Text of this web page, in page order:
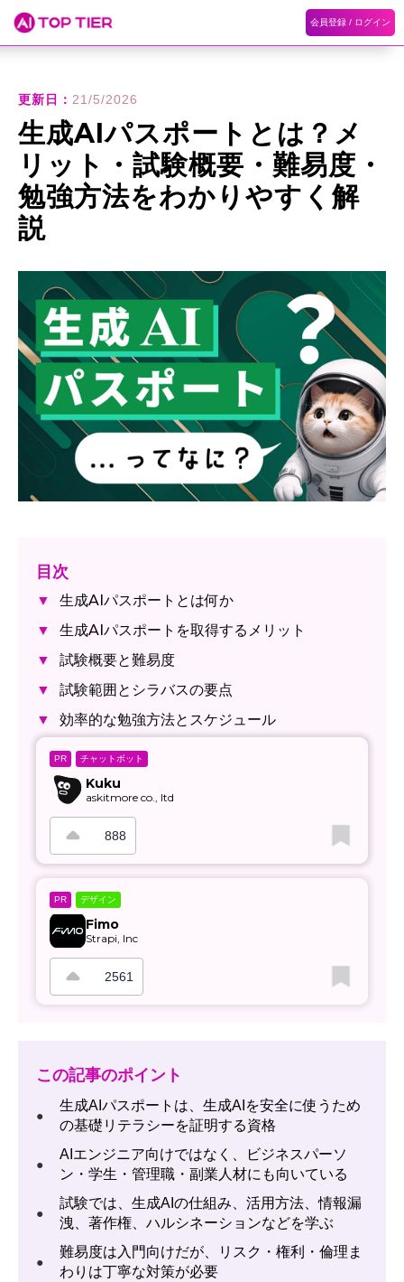
会員登録 / ログイン
更新日： 21/5/2026
生成AIパスポートとは？メ
リット・試験概要・難易度・
勉強方法をわかりやすく解
説
目次
▼ 生成AIパスポートとは何か
▼ 生成AIパスポートを取得するメリット
▼ 試験概要と難易度
▼ 試験範囲とシラバスの要点
▼ 効率的な勉強方法とスケジュール
PR チャットボット
Kuku
askitmore co., ltd
888
PR デザイン
Fimo
Strapi, Inc
2561
この記事のポイント
●
生成AIパスポートは、生成AIを安全に使うため
の基礎リテラシーを証明する資格
●
AIエンジニア向けではなく、ビジネスパーソ
ン・学生・管理職・副業人材にも向いている
●
試験では、生成AIの仕組み、活用方法、情報漏
洩、著作権、ハルシネーションなどを学ぶ
●
難易度は入門向けだが、リスク・権利・倫理ま
わりは丁寧な対策が必要
ホーム 記事